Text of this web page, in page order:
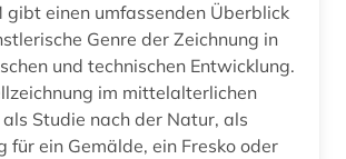
bildpostkarte (4)
(2)
bildteppich (1)
gibt einen umfassenden Überblick
Genre der Zeichnung in
und technischen Entwicklung.
im mittelalterlichen
Studie nach der Natur, als
für ein Gemälde, ein Fresko oder